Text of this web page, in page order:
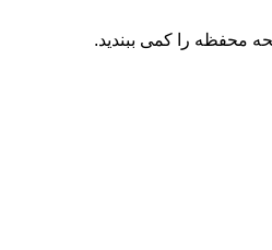
محفظه را کمی ببندید.